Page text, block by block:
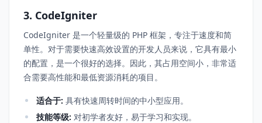
3. CodeIgniter
CodeIgniter 是一个轻量级的 PHP 框架，专注于速度和简
单性。对于需要快速高效设置的开发人员来说，它具有最小
的配置，是一个很好的选择。因此，其占用空间小，非常适
合需要高性能和最低资源消耗的项目。
适合于: 具有快速周转时间的中小型应用。
技能等级: 对初学者友好，易于学习和实现。